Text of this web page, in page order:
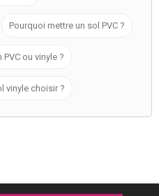
Pourquoi mettre un sol PVC ?
ou vinyle ?
vinyle choisir ?